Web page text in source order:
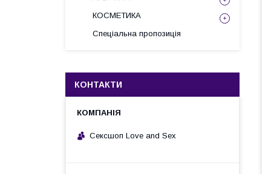
КОСМЕТИКА
Спеціальна пропозиція
КОНТАКТИ
Сексшоп Love and Sex